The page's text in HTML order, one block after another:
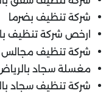
شركة تنظيف بضرما
ارخص شركة تنظيف
شركة تنظيف مجالس
مغسلة سجاد
شركة تنظيف سجاد